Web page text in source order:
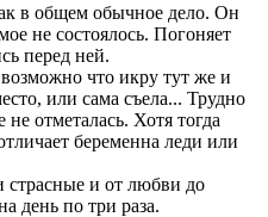
в общем обычное дело. Он
не состоялось. Погоняет
перед ней.
что икру тут же и
или сама съела... Трудно
отметалась. Хотя тогда
беременна леди или
и от любви до
день по три раза.